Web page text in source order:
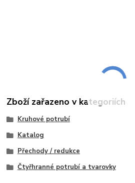
Zboží zařazeno v kategoriích
Kruhové potrubí
Katalog
Přechody / redukce
Čtyřhranné potrubí a tvarovky